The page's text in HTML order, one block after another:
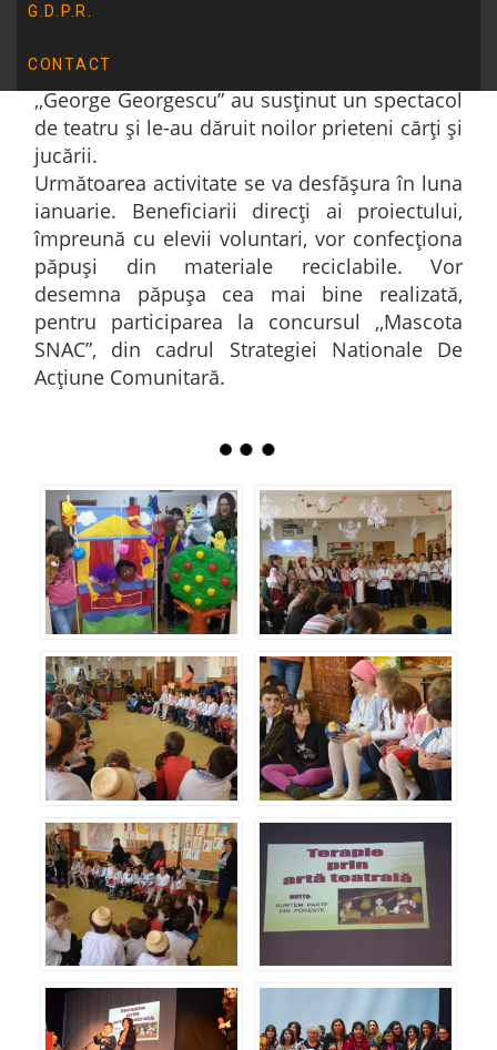
G.D.P.R.
CONTACT
comunicat, şi-au exprimat emoții și
elevii clasei a III-a, de la Liceul de Arte
,,George Georgescu” au susținut un spectacol
de teatru și le-au dăruit noilor prieteni cărți și
jucării.
Următoarea activitate se va desfășura în luna
ianuarie. Beneficiarii direcți ai proiectului,
împreună cu elevii voluntari, vor confecționa
păpuși din materiale reciclabile. Vor
desemna păpușa cea mai bine realizată,
pentru participarea la concursul ,,Mascota
SNAC”, din cadrul Strategiei Nationale De
Acțiune Comunitară.